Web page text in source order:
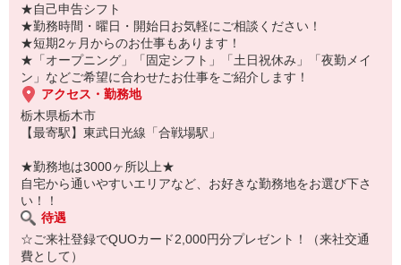
★自己申告シフト
★勤務時間・曜日・開始日お気軽にご相談ください！
★短期2ヶ月からのお仕事もあります！
★「オープニング」「固定シフト」「土日祝休み」「夜勤メイ
ン」などご希望に合わせたお仕事をご紹介します！
アクセス・勤務地
栃木県栃木市
【最寄駅】東武日光線「合戦場駅」
★勤務地は3000ヶ所以上★
自宅から通いやすいエリアなど、お好きな勤務地をお選び下さ
い！！
待遇
☆ご来社登録でQUOカード2,000円分プレゼント！（来社交通
費として）